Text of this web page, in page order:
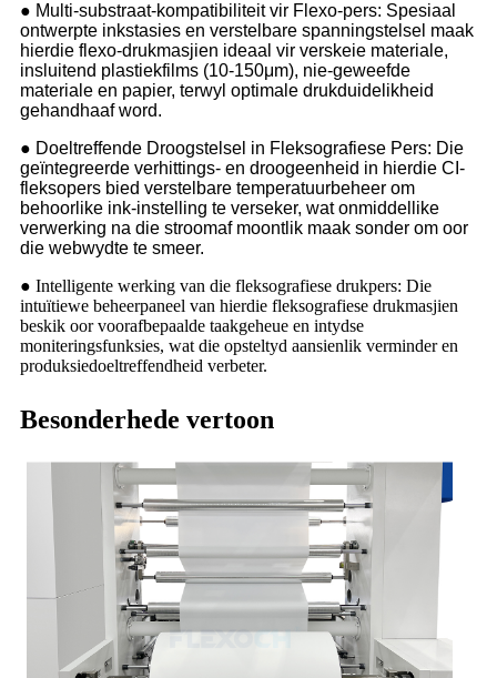
● Multi-substraat-kompatibiliteit vir Flexo-pers: Spesiaal
ontwerpte inkstasies en verstelbare spanningstelsel maak
hierdie flexo-drukmasjien ideaal vir verskeie materiale,
insluitend plastiekfilms (10-150μm), nie-geweefde
materiale en papier, terwyl optimale drukduidelikheid
gehandhaaf word.
● Doeltreffende Droogstelsel in Fleksografiese Pers: Die
geïntegreerde verhittings- en droogeenheid in hierdie CI-
fleksopers bied verstelbare temperatuurbeheer om
behoorlike ink-instelling te verseker, wat onmiddellike
verwerking na die stroomaf moontlik maak sonder om oor
die webwydte te smeer.
● Intelligente werking van die fleksografiese drukpers: Die
intuïtiewe beheerpaneel van hierdie fleksografiese drukmasjien
beskik oor voorafbepaalde taakgeheue en intydse
moniteringsfunksies, wat die opsteltyd aansienlik verminder en
produksiedoeltreffendheid verbeter.
Besonderhede vertoon